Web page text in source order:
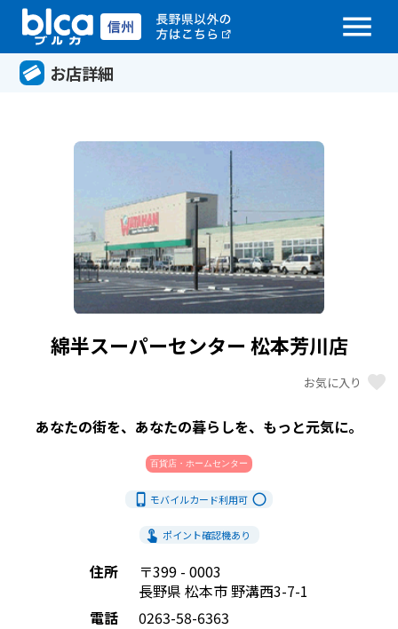
menu
お店詳細
綿半スーパーセンター 松本芳川店
お気に入り favorite
あなたの街を、あなたの暮らしを、もっと元気に。
百貨店・ホームセンター
phone_iphone モバイルカード利用可 radio_button_unchecked
touch_app ポイント確認機あり
住所
〒399 - 0003
長野県 松本市 野溝西3-7-1
電話
0263-58-6363